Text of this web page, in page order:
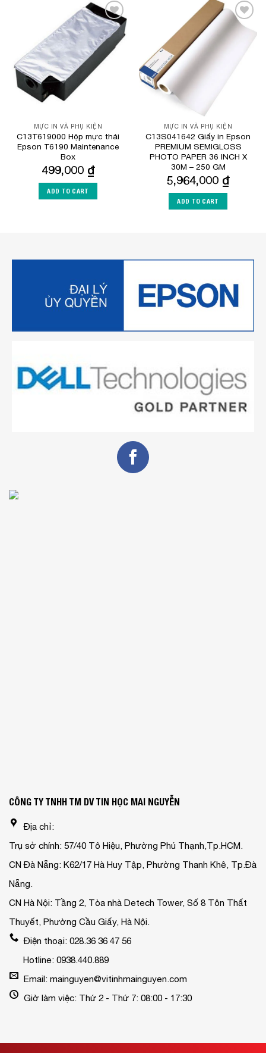
Add to
Wishlist
MỰC IN VÀ PHỤ KIỆN
C13T619000 Hộp mực thải
Epson T6190 Maintenance
Box
499,000 ₫
ADD TO CART
Add to
MỰC IN VÀ PHỤ KIỆN
C13S041642 Giấy in Epson
PREMIUM SEMIGLOSS
PHOTO PAPER 36 INCH X
30M – 250 GM
5,964,000 ₫
ADD TO CART
CÔNG TY TNHH TM DV TIN HỌC MAI NGUYỄN
Địa chỉ:
Trụ sở chính: 57/40 Tô Hiệu, Phường Phú Thạnh,Tp.HCM.
CN Đà Nẵng: K62/17 Hà Huy Tập, Phường Thanh Khê, Tp.Đà
Nẵng.
CN Hà Nội: Tầng 2, Tòa nhà Detech Tower, Số 8 Tôn Thất
Thuyết, Phường Cầu Giấy, Hà Nội.
Điện thoại: 028.36 36 47 56
Hotline: 0938.440.889
Email: mainguyen@vitinhmainguyen.com
Giờ làm việc: Thứ 2 - Thứ 7: 08:00 - 17:30